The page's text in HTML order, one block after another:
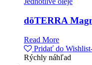
dōTERRA
Read More
Pridať do
Rýchly náhľad